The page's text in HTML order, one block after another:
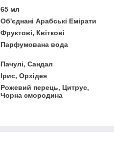
65 мл
Об'єднані Арабські Емірати
Фруктові, Квіткові
Парфумована вода
Пачулі, Сандал
Ірис, Орхідея
Рожевий перець, Цитрус,
Чорна смородина